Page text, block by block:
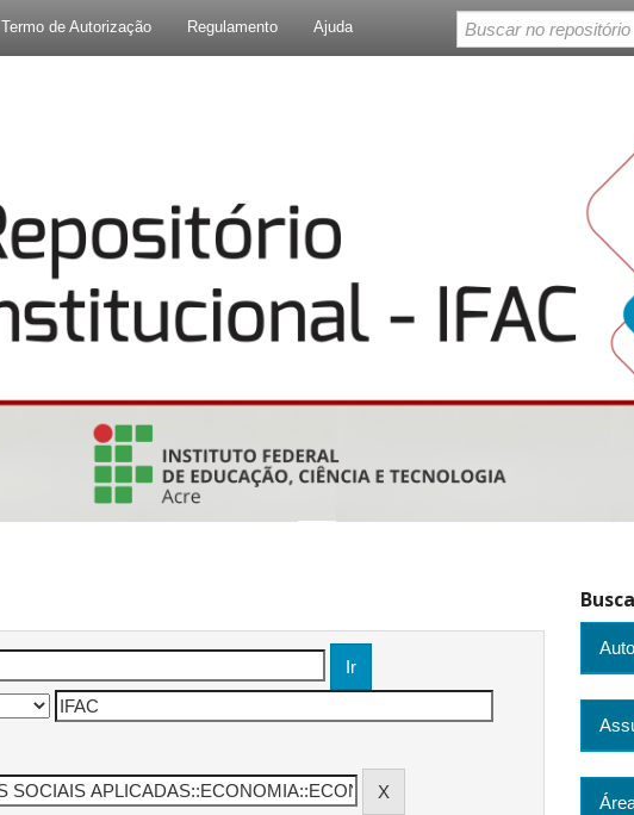
Termo de Autorização Regulamento Ajuda